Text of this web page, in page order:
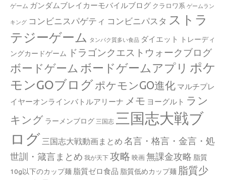
ゲーム ガンダムブレイカーモバイルブログ クラロワ系 ゲームラン
キング コンビニスパゲティ コンビニパスタ ストラ
テジーゲーム
タンパク質多い食品 ダイエット
トレーディ
ングカードゲーム
ドラゴンクエストウォークブログ
ボードゲーム ボードゲームアプリ ポケ
モンGOブログ ポケモンGO進化 マルチプレ
イヤーオンラインバトルアリーナ メモ ヨーグルト ラン
キング ラーメンブログ 三国志 三国志大戦ブ
ログ 三国志大戦動画まとめ 名言・格言・金言・処
世訓・箴言まとめ 我が天下 攻略 映画 無課金攻略 脂質
10g以下のカップ麺 脂質ゼロ食品 脂質低めカップ麺 脂質少